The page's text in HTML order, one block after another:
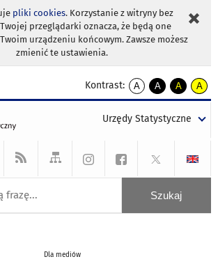
pliki cookies. Korzystanie z witryny bez
przeglądarki oznacza, że będą one
urządzeniu końcowym. Zawsze możesz
zmienić te ustawienia.
Kontrast:
A
kontrast
A
kontrast
tekst
czarnym
A
kontrast
tekst
czarnym
A
tekst
żółtym
Urzędy Statystyczne
Dla mediów